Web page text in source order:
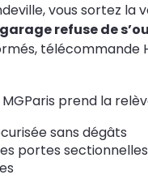
vous sortez la
refuse de
télécommande
prend la
sans dégâts
portes